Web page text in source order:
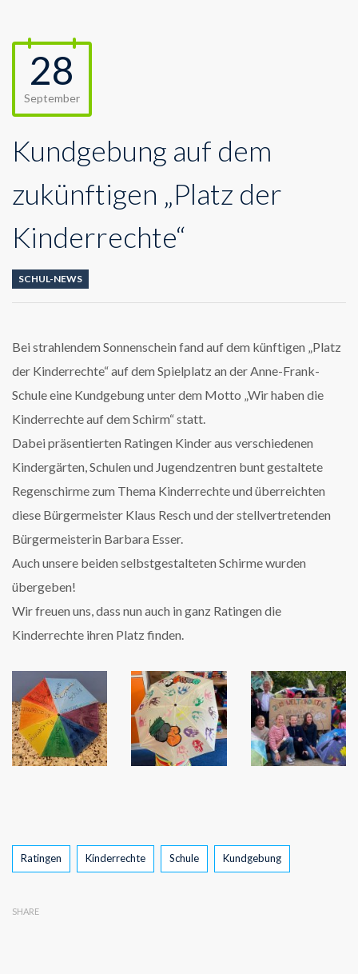
28
September
Kundgebung auf dem
zukünftigen „Platz der
Kinderrechte“
SCHUL-NEWS
Bei strahlendem Sonnenschein fand auf dem künftigen „Platz
der Kinderrechte“ auf dem Spielplatz an der Anne-Frank-
Schule eine Kundgebung unter dem Motto „Wir haben die
Kinderrechte auf dem Schirm“ statt.
Dabei präsentierten Ratingen Kinder aus verschiedenen
Kindergärten, Schulen und Jugendzentren bunt gestaltete
Regenschirme zum Thema Kinderrechte und überreichten
diese Bürgermeister Klaus Resch und der stellvertretenden
Bürgermeisterin Barbara Esser.
Auch unsere beiden selbstgestalteten Schirme wurden
übergeben!
Wir freuen uns, dass nun auch in ganz Ratingen die
Kinderrechte ihren Platz finden.
Tags
Ratingen Kinderrechte Schule Kundgebung
SHARE